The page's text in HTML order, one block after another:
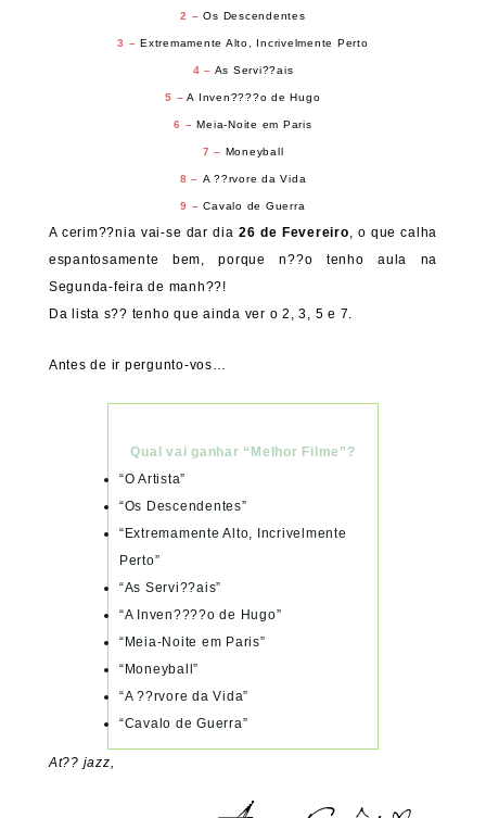
2 –Os Descendentes
3 – Extremamente Alto, Incrivelmente Perto
4 – As Servi??ais
5 – A Inven????o de Hugo
6 –Meia-Noite em Paris
7 – Moneyball
8 – A ??rvore da Vida
9 –Cavalo de Guerra
A cerim??nia vai-se dar dia 26 de Fevereiro , o que calha
espantosamente bem, porque n??o tenho aula na
Segunda-feira de manh??!
Da lista s?? tenho que ainda ver o 2, 3, 5 e 7.
Antes de ir pergunto-vos…
Qual vai ganhar “Melhor Filme”?
“O Artista”
“Os Descendentes”
“Extremamente Alto, Incrivelmente
Perto”
“As Servi??ais”
“A Inven????o de Hugo”
“Meia-Noite em Paris”
“Moneyball”
“A ??rvore da Vida”
“Cavalo de Guerra”
At?? jazz,